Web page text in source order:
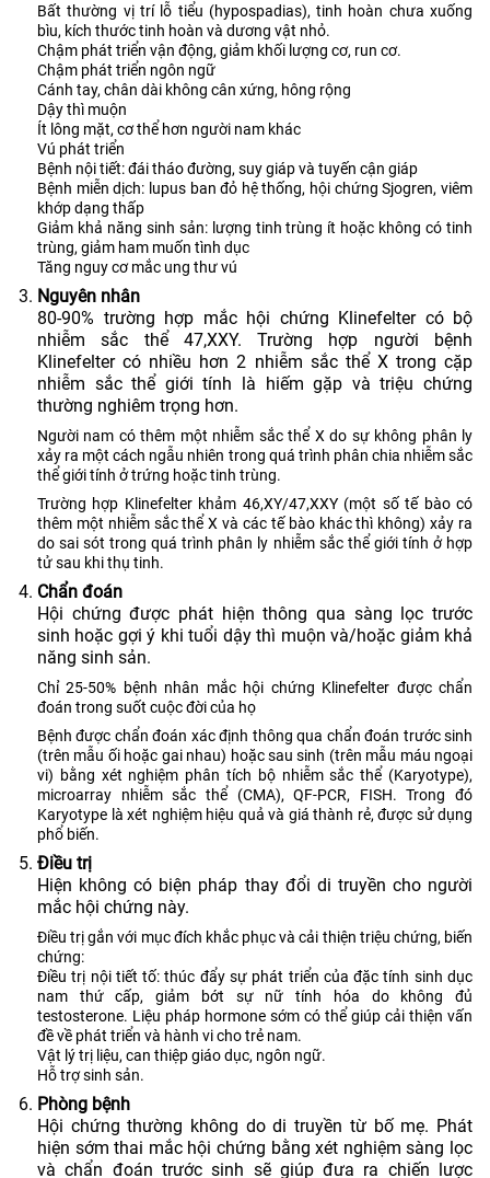
Bất thường vị trí lỗ tiểu (hypospadias), tinh hoàn chưa xuống
bìu, kích thước tinh hoàn và dương vật nhỏ.
Chậm phát triển vận động, giảm khối lượng cơ, run cơ.
Chậm phát triển ngôn ngữ
Cánh tay, chân dài không cân xứng, hông rộng
Dậy thì muộn
Ít lông mặt, cơ thể hơn người nam khác
Vú phát triển
Bệnh nội tiết: đái tháo đường, suy giáp và tuyến cận giáp
Bệnh miễn dịch: lupus ban đỏ hệ thống, hội chứng Sjogren, viêm
khớp dạng thấp
Giảm khả năng sinh sản: lượng tinh trùng ít hoặc không có tinh
trùng, giảm ham muốn tình dục
Tăng nguy cơ mắc ung thư vú
Nguyên nhân
80-90% trường hợp mắc hội chứng Klinefelter có bộ
nhiễm sắc thể 47,XXY. Trường hợp người bệnh
Klinefelter có nhiều hơn 2 nhiễm sắc thể X trong cặp
nhiễm sắc thể giới tính là hiếm gặp và triệu chứng
thường nghiêm trọng hơn.
Người nam có thêm một nhiễm sắc thể X do sự không phân ly
xảy ra một cách ngẫu nhiên trong quá trình phân chia nhiễm sắc
thể giới tính ở trứng hoặc tinh trùng.
Trường hợp Klinefelter khảm 46,XY/47,XXY (một số tế bào có
thêm một nhiễm sắc thể X và các tế bào khác thì không) xảy ra
do sai sót trong quá trình phân ly nhiễm sắc thể giới tính ở hợp
tử sau khi thụ tinh.
Chẩn đoán
Hội chứng được phát hiện thông qua sàng lọc trước
sinh hoặc gợi ý khi tuổi dậy thì muộn và/hoặc giảm khả
năng sinh sản.
Chỉ 25-50% bệnh nhân mắc hội chứng Klinefelter được chẩn
đoán trong suốt cuộc đời của họ
Bệnh được chẩn đoán xác định thông qua chẩn đoán trước sinh
(trên mẫu ối hoặc gai nhau) hoặc sau sinh (trên mẫu máu ngoại
vi) bằng xét nghiệm phân tích bộ nhiễm sắc thể (Karyotype),
microarray nhiễm sắc thể (CMA), QF-PCR, FISH. Trong đó
Karyotype là xét nghiệm hiệu quả và giá thành rẻ, được sử dụng
phổ biến.
Điều trị
Hiện không có biện pháp thay đổi di truyền cho người
mắc hội chứng này.
Điều trị gắn với mục đích khắc phục và cải thiện triệu chứng, biến
chứng:
Điều trị nội tiết tố: thúc đẩy sự phát triển của đặc tính sinh dục
nam thứ cấp, giảm bớt sự nữ tính hóa do không đủ
testosterone. Liệu pháp hormone sớm có thể giúp cải thiện vấn
đề về phát triển và hành vi cho trẻ nam.
Vật lý trị liệu, can thiệp giáo dục, ngôn ngữ.
Hỗ trợ sinh sản.
Phòng bệnh
Hội chứng thường không do di truyền từ bố mẹ. Phát
hiện sớm thai mắc hội chứng bằng xét nghiệm sàng lọc
và chẩn đoán trước sinh sẽ giúp đưa ra chiến lược